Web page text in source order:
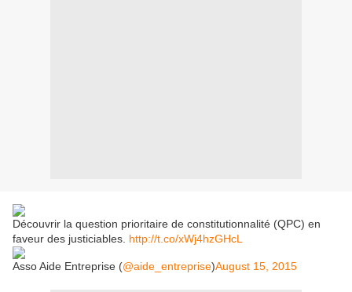
Découvrir la question prioritaire de constitutionnalité (QPC) en
faveur des justiciables. http://t.co/xWj4hzGHcL
Asso Aide Entreprise (@aide_entreprise)August 15, 2015